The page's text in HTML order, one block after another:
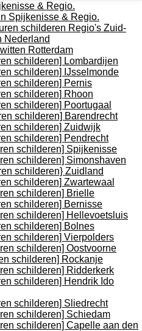
& Regio.
Spijkenisse & Regio.
schilderen Regio's Zuid-
Nederland
Rotterdam
schilderen] Lombardijen
schilderen] IJsselmonde
schilderen] Pernis
schilderen] Rhoon
schilderen] Poortugaal
schilderen] Barendrecht
schilderen] Zuidwijk
schilderen] Pendrecht
schilderen] Spijkenisse
schilderen] Simonshaven
schilderen} Zuidland
schilderen] Zwartewaal
schilderen] Brielle
schilderen] Bernisse
schilderen] Hellevoetsluis
schilderen] Bolnes
schilderen] Vierpolders
schilderen] Oostvoorne
schilderen] Rockanje
schilderen] Ridderkerk
schilderen] Hendrik Ido
schilderen] Sliedrecht
schilderen] Schiedam
schilderen] Capelle aan den